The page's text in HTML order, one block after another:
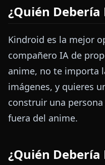
¿Quién
Kindroid es la mejor
compañero IA de
anime, no te importa
imágenes, y quieres
construir una
fuera del anime.
¿Quién Debería